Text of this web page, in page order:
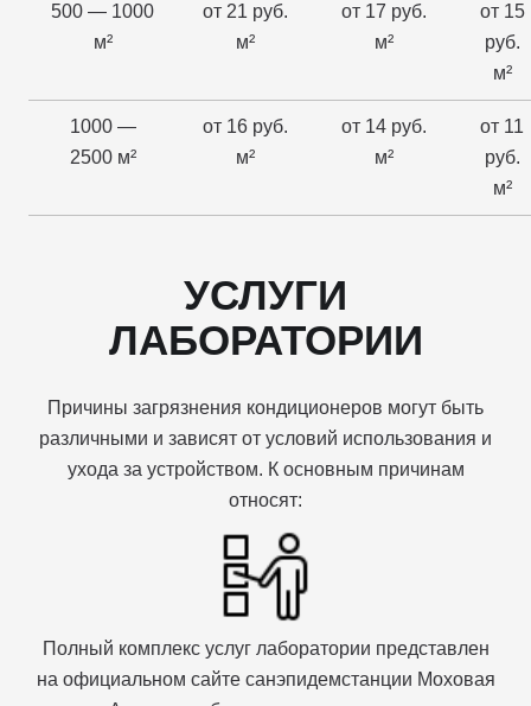
500 — 1000
м²
от 21 руб.
м²
от 17 руб.
м²
от 15
руб.
м²
1000 —
2500 м²
от 16 руб.
м²
от 14 руб.
м²
от 11
руб.
м²
УСЛУГИ
ЛАБОРАТОРИИ
Причины загрязнения кондиционеров могут быть
различными и зависят от условий использования и
ухода за устройством. К основным причинам
относят:
Полный комплекс услуг лаборатории представлен
на официальном сайте санэпидемстанции Моховая